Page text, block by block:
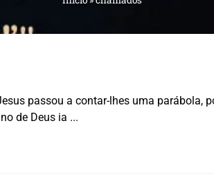
passou a contar-lhes uma parábola,
de Deus ia